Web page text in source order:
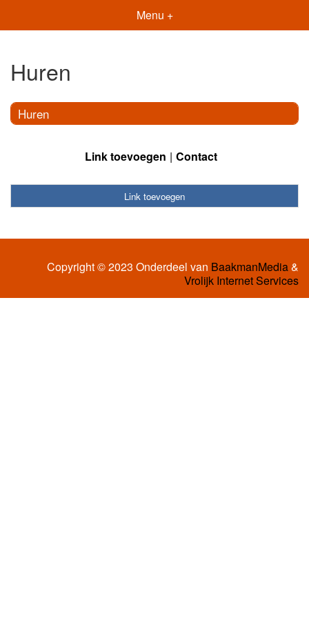
Menu +
Huren
Huren
Link toevoegen Contact
Link toevoegen
Copyright © 2023 Onderdeel van BaakmanMedia&
Vrolijk Internet Services